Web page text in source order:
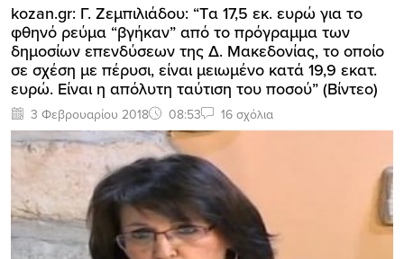
kozan.gr: Γ. Ζεμπιλιάδου: “Tα 17,5 εκ. ευρώ για το
φθηνό ρεύμα “βγήκαν” από το πρόγραμμα των
δημοσίων επενδύσεων της Δ. Μακεδονίας, το οποίο
σε σχέση με πέρυσι, είναι μειωμένο κατά 19,9 εκατ.
ευρώ. Είναι η απόλυτη ταύτιση του ποσού” (Bίντεο)
3 Φεβρουαρίου 2018 08:53 16 σχόλια